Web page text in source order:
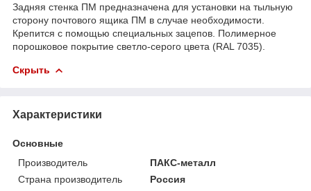
Задняя стенка ПМ предназначена для установки на тыльную
сторону почтового ящика ПМ в случае необходимости.
Крепится с помощью специальных зацепов. Полимерное
порошковое покрытие светло-серого цвета (RAL 7035).
Скрыть
Характеристики
Основные
Производитель
ПАКС-металл
Страна производитель
Россия